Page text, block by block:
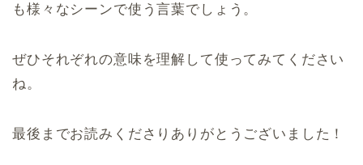
も様々なシーンで使う言葉でしょう。
ぜひそれぞれの意味を理解して使ってみてください
ね。
最後までお読みくださりありがとうございました！